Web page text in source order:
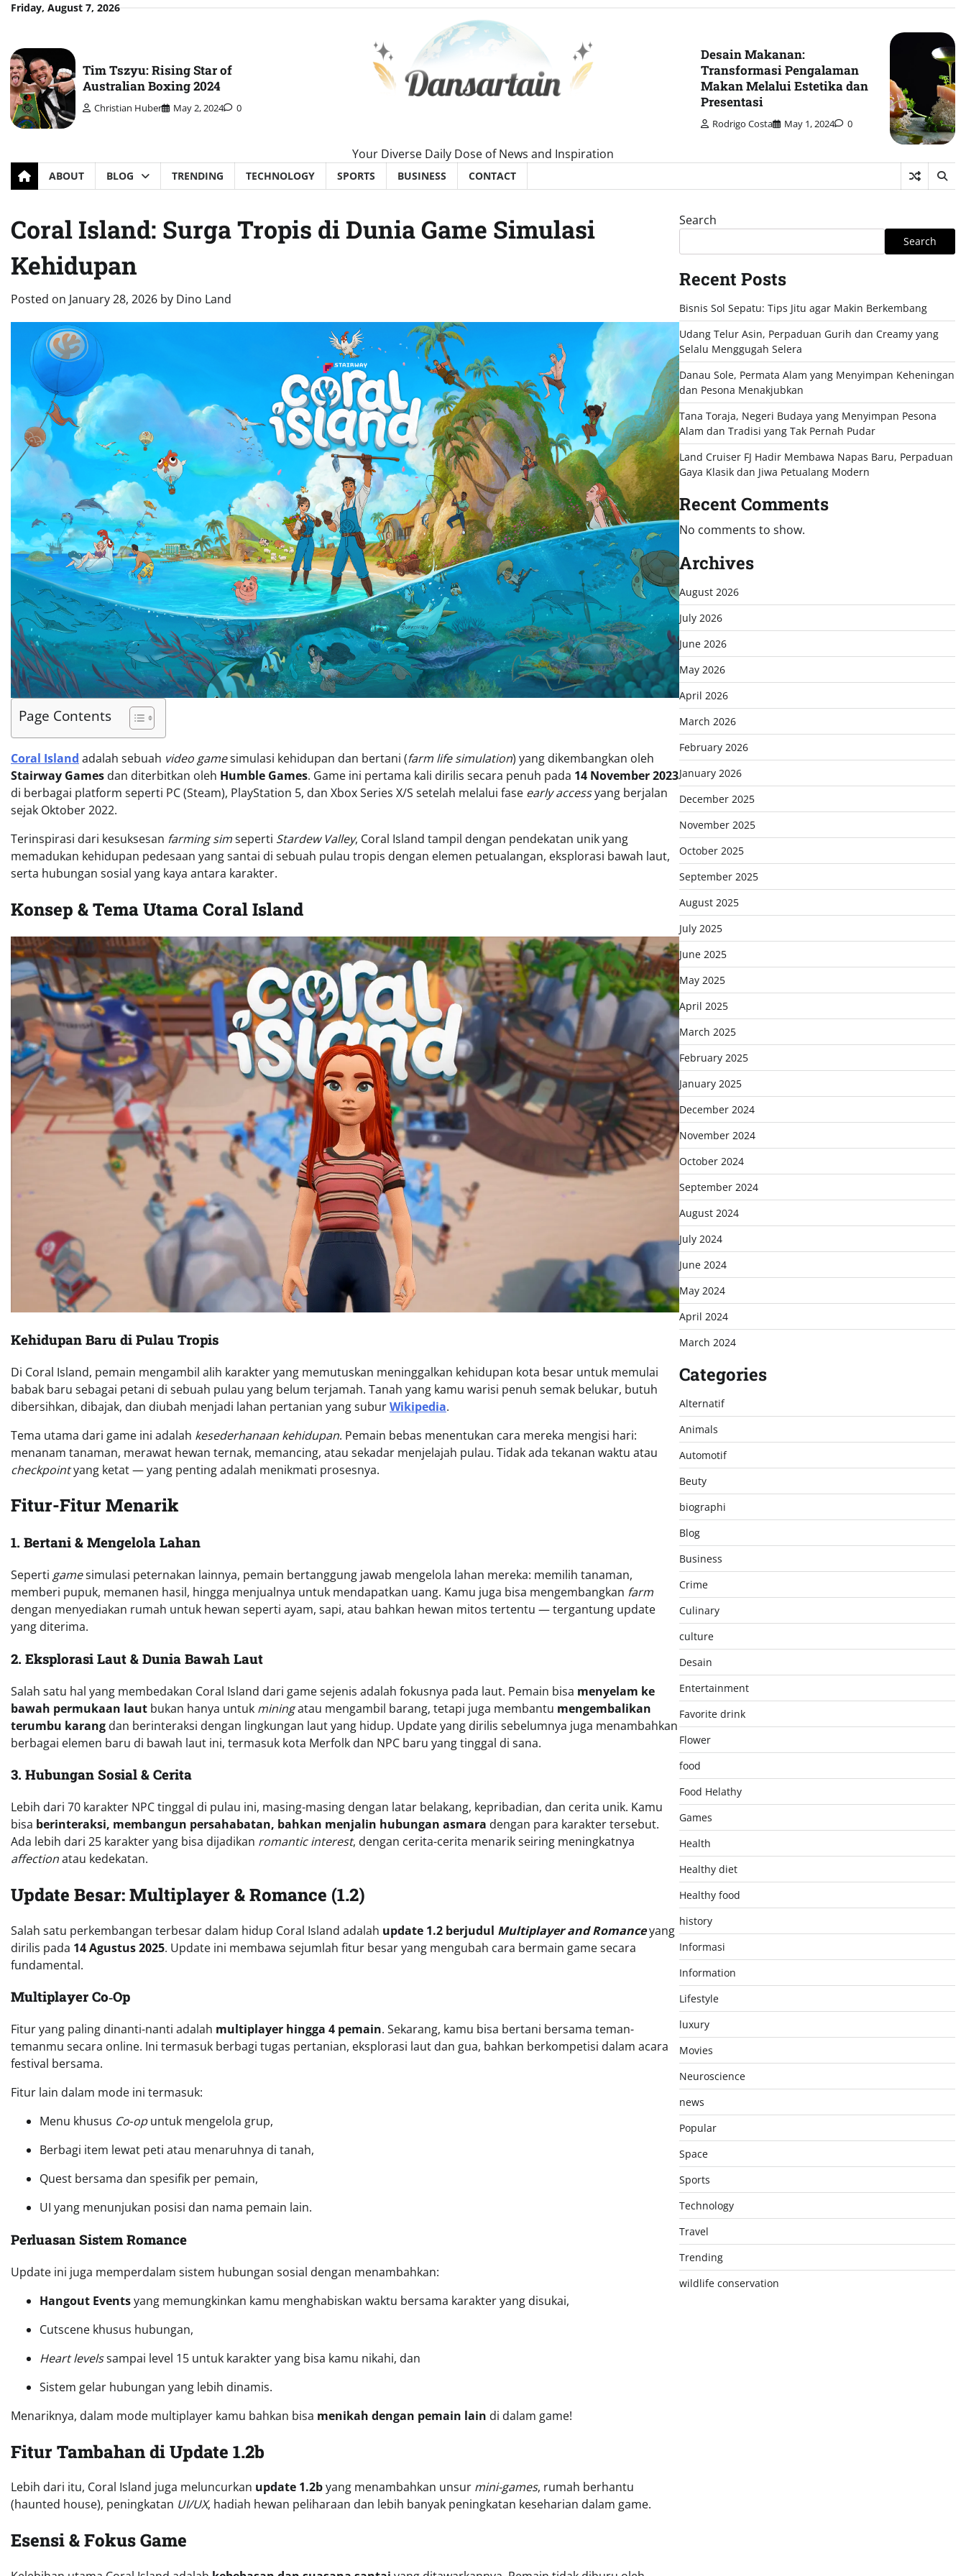
SkipFriday, August 7, 2026
Tim Tszyu: Rising Star of
Australian Boxing 2024
Christian Huber May 2, 2024 0
Your Diverse Daily Dose of News and Inspiration
Desain Makanan:
Transformasi Pengalaman
Makan Melalui Estetika dan
Presentasi
Rodrigo Costa May 1, 2024 0
ABOUT BLOG TRENDING TECHNOLOGY SPORTS BUSINESS CONTACT
Coral Island: Surga Tropis di Dunia Game Simulasi
Kehidupan
Posted on January 28, 2026 by Dino Land
Page Contents
Coral Island adalah sebuah video gamesimulasi kehidupan dan bertani (farm life simulation) yang dikembangkan oleh
Stairway Games dan diterbitkan oleh Humble Games. Game ini pertama kali dirilis secara penuh pada 14 November 2023
di berbagai platform seperti PC (Steam), PlayStation 5, dan Xbox Series X/S setelah melalui fase early accessyang berjalan
sejak Oktober 2022.
Terinspirasi dari kesuksesan farming simseperti Stardew Valley, Coral Island tampil dengan pendekatan unik yang
memadukan kehidupan pedesaan yang santai di sebuah pulau tropis dengan elemen petualangan, eksplorasi bawah laut,
serta hubungan sosial yang kaya antara karakter.
Konsep & Tema Utama Coral Island
Kehidupan Baru di Pulau Tropis
Di Coral Island, pemain mengambil alih karakter yang memutuskan meninggalkan kehidupan kota besar untuk memulai
babak baru sebagai petani di sebuah pulau yang belum terjamah. Tanah yang kamu warisi penuh semak belukar, butuh
dibersihkan, dibajak, dan diubah menjadi lahan pertanian yang suburWikipedia.
Tema utama dari game ini adalah kesederhanaan kehidupan. Pemain bebas menentukan cara mereka mengisi hari:
menanam tanaman, merawat hewan ternak, memancing, atau sekadar menjelajah pulau. Tidak ada tekanan waktu atau
checkpointyang ketat — yang penting adalah menikmati prosesnya.
Fitur-Fitur Menarik
1. Bertani & Mengelola Lahan
Seperti gamesimulasi peternakan lainnya, pemain bertanggung jawab mengelola lahan mereka: memilih tanaman,
memberi pupuk, memanen hasil, hingga menjualnya untuk mendapatkan uang. Kamu juga bisa mengembangkan farm
dengan menyediakan rumah untuk hewan seperti ayam, sapi, atau bahkan hewan mitos tertentu — tergantung update
yang diterima.
2. Eksplorasi Laut & Dunia Bawah Laut
Salah satu hal yang membedakan Coral Island dari game sejenis adalah fokusnya pada laut. Pemain bisa menyelam ke
bawah permukaan laut bukan hanya untuk miningatau mengambil barang, tetapi juga membantu mengembalikan
terumbu karang dan berinteraksi dengan lingkungan laut yang hidup. Update yang dirilis sebelumnya juga menambahkan
berbagai elemen baru di bawah laut ini, termasuk kota Merfolk dan NPC baru yang tinggal di sana.
3. Hubungan Sosial & Cerita
Lebih dari 70 karakter NPC tinggal di pulau ini, masing-masing dengan latar belakang, kepribadian, dan cerita unik. Kamu
bisa berinteraksi, membangun persahabatan, bahkan menjalin hubungan asmara dengan para karakter tersebut.
Ada lebih dari 25 karakter yang bisa dijadikan romantic interest, dengan cerita-cerita menarik seiring meningkatnya
affectionatau kedekatan.
Update Besar: Multiplayer & Romance (1.2)
Salah satu perkembangan terbesar dalam hidup Coral Island adalah update 1.2 berjudul Multiplayer and Romanceyang
dirilis pada 14 Agustus 2025. Update ini membawa sejumlah fitur besar yang mengubah cara bermain game secara
fundamental.
Multiplayer Co‑Op
Fitur yang paling dinanti-nanti adalah multiplayer hingga 4 pemain. Sekarang, kamu bisa bertani bersama teman-
temanmu secara online. Ini termasuk berbagi tugas pertanian, eksplorasi laut dan gua, bahkan berkompetisi dalam acara
festival bersama.
Fitur lain dalam mode ini termasuk:
Menu khusus Co‑opuntuk mengelola grup,
Berbagi item lewat peti atau menaruhnya di tanah,
Quest bersama dan spesifik per pemain,
UI yang menunjukan posisi dan nama pemain lain.
Perluasan Sistem Romance
Update ini juga memperdalam sistem hubungan sosial dengan menambahkan:
Hangout Eventsyang memungkinkan kamu menghabiskan waktu bersama karakter yang disukai,
Cutscene khusus hubungan,
Heart levelssampai level 15 untuk karakter yang bisa kamu nikahi, dan
Sistem gelar hubungan yang lebih dinamis.
Menariknya, dalam mode multiplayer kamu bahkan bisa menikah dengan pemain lain di dalam game!
Fitur Tambahan di Update 1.2b
Lebih dari itu, Coral Island juga meluncurkan update 1.2byang menambahkan unsur mini-games, rumah berhantu
(haunted house), peningkatan UI/UX, hadiah hewan peliharaan dan lebih banyak peningkatan keseharian dalam game.
Esensi & Fokus Game
Search
Search
Recent Posts
Bisnis Sol Sepatu: Tips Jitu agar Makin Berkembang
Udang Telur Asin, Perpaduan Gurih dan Creamy yang
Selalu Menggugah Selera
Danau Sole, Permata Alam yang Menyimpan Keheningan
dan Pesona Menakjubkan
Tana Toraja, Negeri Budaya yang Menyimpan Pesona
Alam dan Tradisi yang Tak Pernah Pudar
Land Cruiser FJ Hadir Membawa Napas Baru, Perpaduan
Gaya Klasik dan Jiwa Petualang Modern
Recent Comments
No comments to show.
Archives
August 2026
July 2026
June 2026
May 2026
April 2026
March 2026
February 2026
January 2026
December 2025
November 2025
October 2025
September 2025
August 2025
July 2025
June 2025
May 2025
April 2025
March 2025
February 2025
January 2025
December 2024
November 2024
October 2024
September 2024
August 2024
July 2024
June 2024
May 2024
April 2024
March 2024
Categories
Alternatif
Animals
Automotif
Beuty
biographi
Blog
Business
Crime
Culinary
culture
Desain
Entertainment
Favorite drink
Flower
food
Food Helathy
Games
Health
Healthy diet
Healthy food
history
Informasi
Information
Lifestyle
luxury
Movies
Neuroscience
news
Popular
Space
Sports
Technology
Travel
Trending
wildlife conservation